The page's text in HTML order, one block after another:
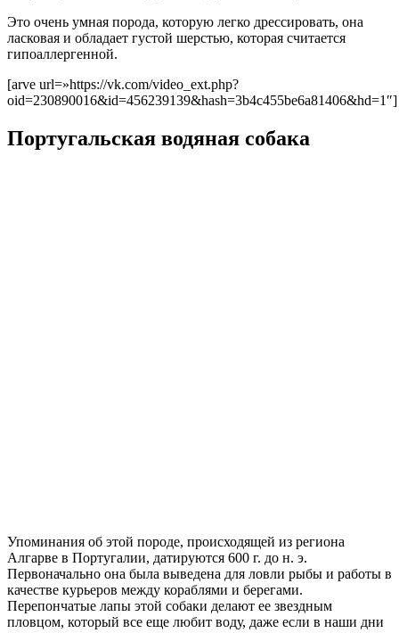
Это очень умная порода, которую легко дрессировать, она
ласковая и обладает густой шерстью, которая считается
гипоаллергенной.
[arve url=»https://vk.com/video_ext.php?
oid=230890016&id=456239139&hash=3b4c455be6a81406&hd=1″]
Португальская водяная собака
Упоминания об этой породе, происходящей из региона
Алгарве в Португалии, датируются 600 г. до н. э.
Первоначально она была выведена для ловли рыбы и работы в
качестве курьеров между кораблями и берегами.
Перепончатые лапы этой собаки делают ее звездным
пловцом, который все еще любит воду, даже если в наши дни